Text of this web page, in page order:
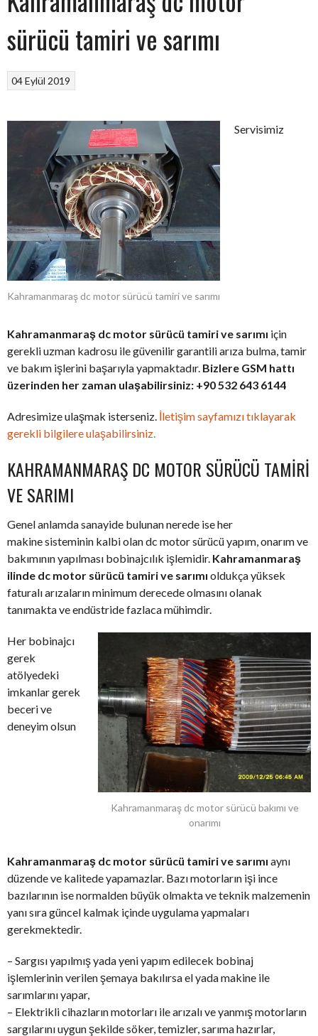
sürücü tamiri ve sarımı
04 Eylül 2019
Kahramanmaraş dc motor sürücü tamiri ve sarımı
Servisimiz
Kahramanmaraş dc motor sürücü tamiri ve sarımı için
gerekli uzman kadrosu ile güvenilir garantili arıza bulma, tamir
ve bakım işlerini başarıyla yapmaktadır. Bizlere GSM hattı
üzerinden her zaman ulaşabilirsiniz: +90 532 643 6144
Adresimize ulaşmak isterseniz. İletişim sayfamızı tıklayarak
gerekli bilgilere ulaşabilirsiniz.
KAHRAMANMARAŞ DC MOTOR SÜRÜCÜ TAMIRI
VE SARIMI
Genel anlamda sanayide bulunan nerede ise her
makine sisteminin kalbi olan dc motor sürücü yapım, onarım ve
bakımının yapılması bobinajcılık işlemidir. Kahramanmaraş
ilinde dc motor sürücü tamiri ve sarımı oldukça yüksek
faturalı arızaların minimum derecede olmasını olanak
tanımakta ve endüstride fazlaca mühimdir.
Kahramanmaraş dc motor sürücü bakımı ve
onarımı
Her bobinajcı
gerek
atölyedeki
imkanlar gerek
beceri ve
deneyim olsun
Kahramanmaraş dc motor sürücü tamiri ve sarımı aynı
düzende ve kalitede yapamazlar. Bazı motorların işi ince
bazılarının ise normalden büyük olmakta ve teknik malzemenin
yanı sıra güncel kalmak içinde uygulama yapmaları
gerekmektedir.
– Sargısı yapılmış yada yeni yapım edilecek bobinaj
işlemlerinin verilen şemaya bakılırsa el yada makine ile
sarımlarını yapar,
– Elektrikli cihazların motorları ile arızalı ve yanmış motorların
sargılarını uygun şekilde söker, temizler, sarıma hazırlar,